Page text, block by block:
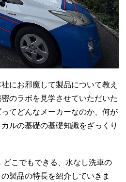
にお邪魔して製品について教え
のラボを見学させていただいた
てどんなメーカーなのか、何が
ルの基礎の基礎知識をざっくり
どこでもできる、水なし洗車の
製品の特長を紹介していきま